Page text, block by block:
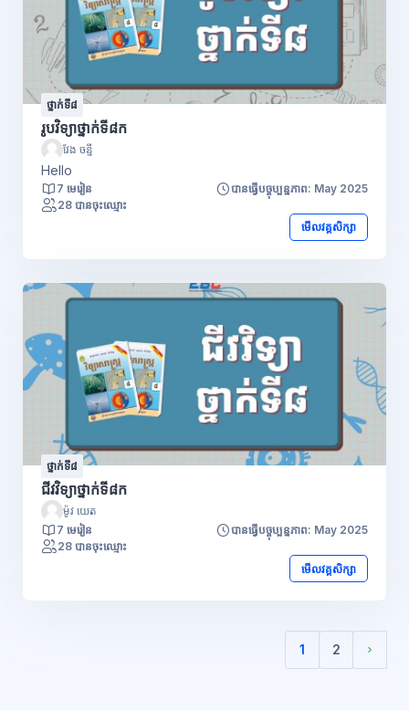
ថ្នាក់ទី៨
រូបវិទ្យាថ្នាក់ទី៨ក
វែង ចន្នី
Hello
7 មេរៀន
បានធ្វើបច្ចុប្បន្នភាព: May 2025
28 បានចុះឈ្មោះ
មើលវគ្គសិក្សា
ថ្នាក់ទី៨
ជីវវិទ្យាថ្នាក់ទី៨ក
ម៉ូវ យេត
7 មេរៀន
បានធ្វើបច្ចុប្បន្នភាព: May 2025
28 បានចុះឈ្មោះ
មើលវគ្គសិក្សា
1
(បច្ចុប្បន្ន)
2